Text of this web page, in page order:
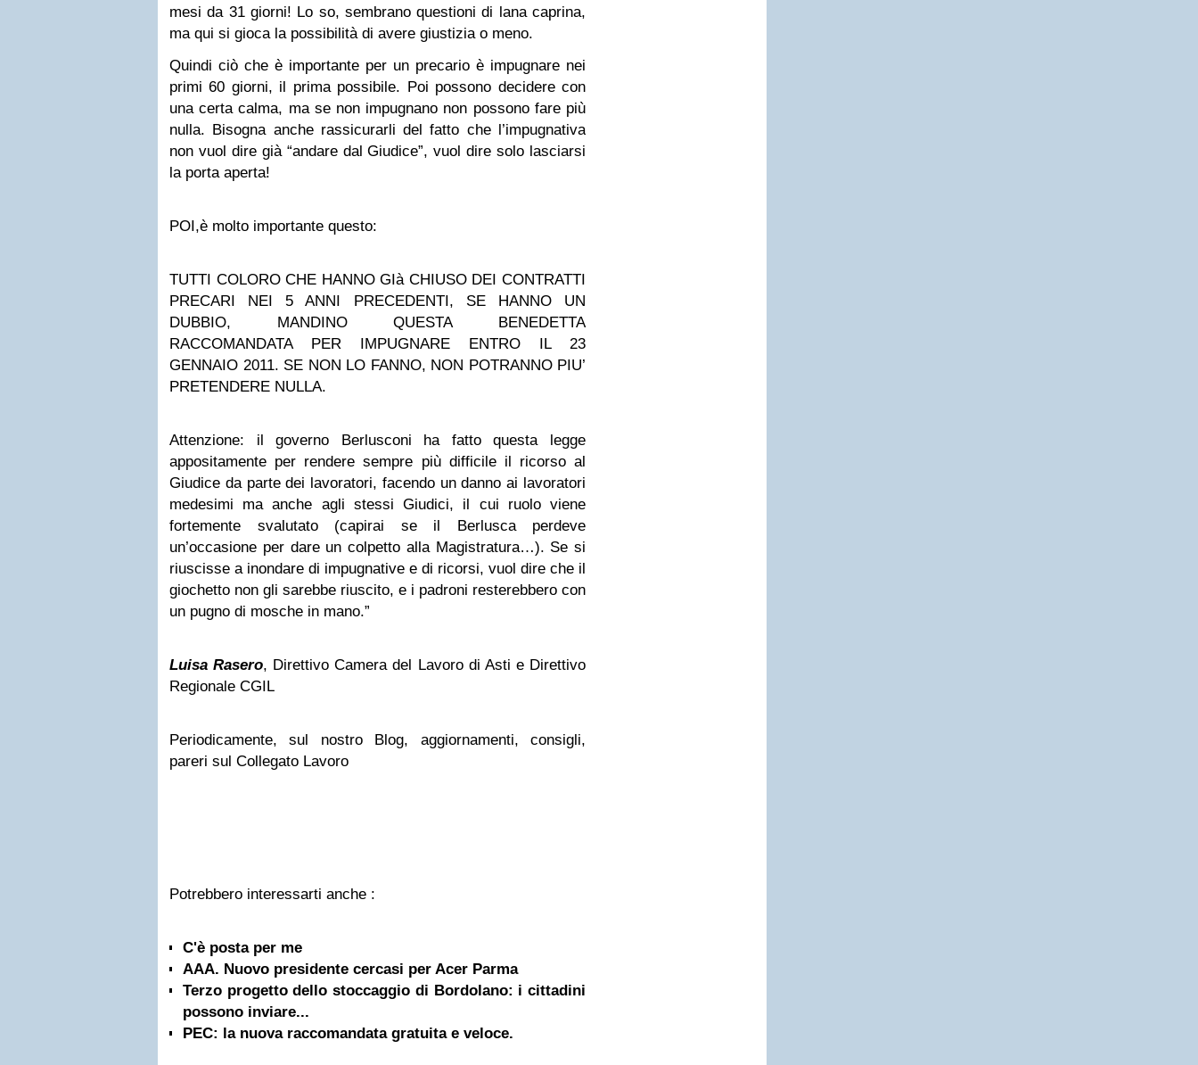
mesi da 31 giorni! Lo so, sembrano questioni di lana caprina,
ma qui si gioca la possibilità di avere giustizia o meno.
Quindi ciò che è importante per un precario è impugnare nei
primi 60 giorni, il prima possibile. Poi possono decidere con
una certa calma, ma se non impugnano non possono fare più
nulla. Bisogna anche rassicurarli del fatto che l’impugnativa
non vuol dire già “andare dal Giudice”, vuol dire solo lasciarsi
la porta aperta!
POI,è molto importante questo:
TUTTI COLORO CHE HANNO GIà CHIUSO DEI CONTRATTI
PRECARI NEI 5 ANNI PRECEDENTI, SE HANNO UN
DUBBIO, MANDINO QUESTA BENEDETTA
RACCOMANDATA PER IMPUGNARE ENTRO IL 23
GENNAIO 2011. SE NON LO FANNO, NON POTRANNO PIU’
PRETENDERE NULLA.
Attenzione: il governo Berlusconi ha fatto questa legge
appositamente per rendere sempre più difficile il ricorso al
Giudice da parte dei lavoratori, facendo un danno ai lavoratori
medesimi ma anche agli stessi Giudici, il cui ruolo viene
fortemente svalutato (capirai se il Berlusca perdeve
un’occasione per dare un colpetto alla Magistratura…). Se si
riuscisse a inondare di impugnative e di ricorsi, vuol dire che il
giochetto non gli sarebbe riuscito, e i padroni resterebbero con
un pugno di mosche in mano.”
Luisa Rasero, Direttivo Camera del Lavoro di Asti e Direttivo
Regionale CGIL
Periodicamente, sul nostro Blog, aggiornamenti, consigli,
pareri sul Collegato Lavoro
Potrebbero interessarti anche :
C'è posta per me
AAA. Nuovo presidente cercasi per Acer Parma
Terzo progetto dello stoccaggio di Bordolano: i cittadini
possono inviare...
PEC: la nuova raccomandata gratuita e veloce.